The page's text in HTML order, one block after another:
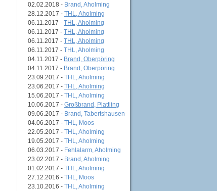
02.02.2018 - Brand, Aholming
28.12.2017 - THL, Aholming
06.11.2017 - THL, Aholming
06.11.2017 - THL, Aholming
06.11.2017 - THL, Aholming
06.11.2017 - THL, Aholming
04.11.2017 - Brand, Oberpöring
04.11.2017 - Brand, Oberpöring
23.09.2017 - THL, Aholming
23.06.2017 - THL, Aholming
15.06.2017 - THL, Aholming
10.06.2017 - Großbrand, Plattling
09.06.2017 - Brand, Tabertshausen
04.06.2017 - THL, Moos
22.05.2017 - THL, Aholming
19.05.2017 - THL, Aholming
06.03.2017 - Fehlalarm, Aholming
23.02.2017 - Brand, Aholming
01.02.2017 - THL, Aholming
27.12.2016 - THL, Moos
23.10.2016 - THL, Aholming